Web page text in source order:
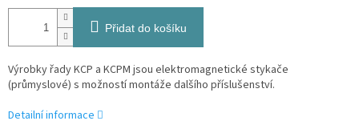
Přidat do košíku
Výrobky řady KCP a KCPM jsou elektromagnetické stykače
(průmyslové) s možností montáže dalšího příslušenství.
Detailní informace